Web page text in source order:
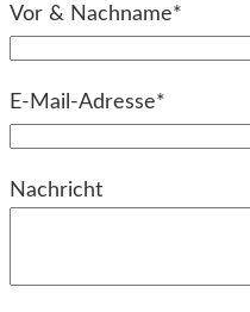
Vor & Nachname*
E-Mail-Adresse*
Nachricht